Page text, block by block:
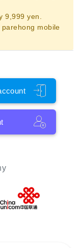
9,999 yen.
mobile